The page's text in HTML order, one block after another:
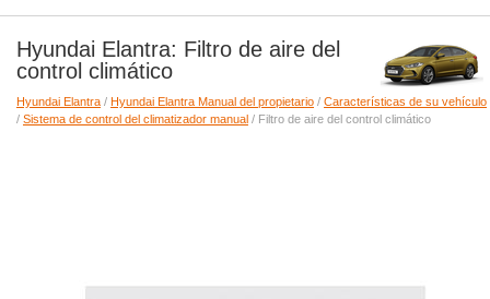
Hyundai Elantra: Filtro de aire del
control climático
Hyundai Elantra / Hyundai Elantra Manual del propietario / Características de su vehículo
/ Sistema de control del climatizador manual / Filtro de aire del control climático